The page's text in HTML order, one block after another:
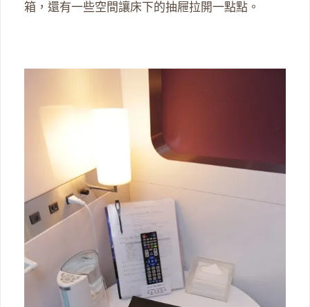
箱，還有一些空間讓床下的抽屜拉開一點點。